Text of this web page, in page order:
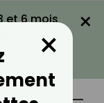
et 6 mois
×
×